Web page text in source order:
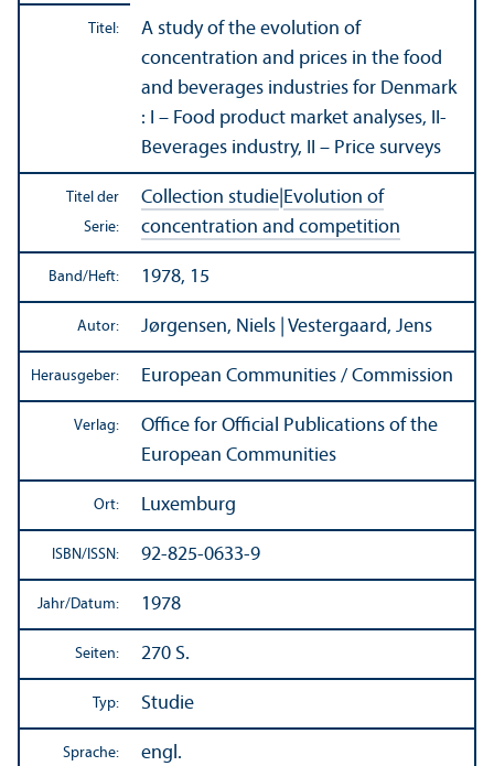
Titel:
A study of the evolution of
concentration and prices in the food
and beverages industries for Denmark
: I – Food product market analyses, II-
Beverages industry, II – Price surveys
Titel der
Serie:
Collection studie Evolution of
concentration and competition
Band/Heft: 1978, 15
Autor: Jørgensen, Niels | Vestergaard, Jens
Herausgeber: European Communities / Commission
Verlag:
Office for Official Publications of the
European Communities
Ort: Luxemburg
ISBN/ISSN: 92-825-0633-9
Jahr/Datum: 1978
Seiten: 270 S.
Typ: Studie
Sprache: engl.